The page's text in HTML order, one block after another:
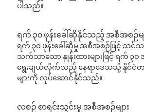
ပါသည်။
ရက် ၃၀ ဖုန်းခေါ်ဆိုနိုင်သည့် အစီအစဉ်မျ
ရက် ၃၀ ဖုန်းခေါ်ဆိုမှု အစီအစဉ်ဖြင့် သင်
သက်သာသော နှုန်းထားများဖြင့် ရက် ၃
ရွေးချယ်လိုက်သည့် နေရာဒေသသို့ နိုင်ငံတ
များကို လုပ်ဆောင်နိုင်သည်။
လစဉ် စာရင်းသွင်းမှု အစီအစဉ်များ